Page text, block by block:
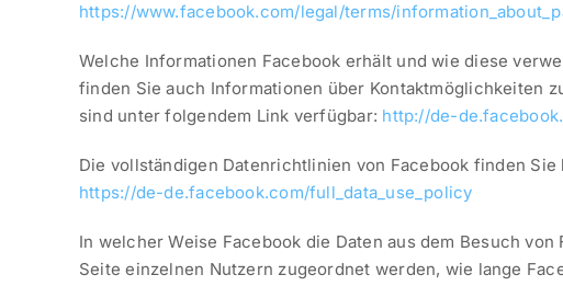
https://www.facebook.com/legal/terms/
Welche Informationen Facebook erhält und wie diese
finden Sie auch Informationen über Kontaktmöglichkeiten
sind unter folgendem Link verfügbar: http://de-
Die vollständigen Datenrichtlinien von Facebook finden Sie
https://de-de.facebook.com/full_data_use_policy
In welcher Weise Facebook die Daten aus dem Besuch
Seite einzelnen Nutzern zugeordnet werden, wie lange